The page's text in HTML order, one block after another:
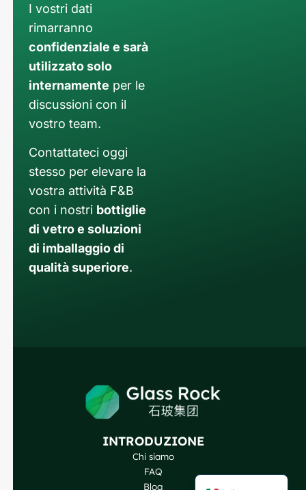
I vostri dati
rimarranno
confidenziale e sarà
utilizzato solo
internamente per le
discussioni con il
vostro team.
Contattateci oggi
stesso per elevare la
vostra attività F&B
con i nostri bottiglie
di vetro e soluzioni
di imballaggio di
qualità superiore.
INTRODUZIONE
Chi siamo
FAQ
Blog
Portuguese